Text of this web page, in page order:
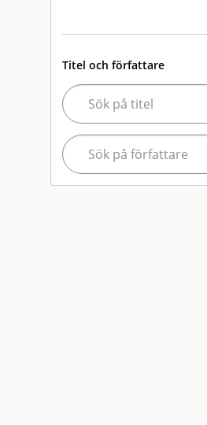
Titel och författare